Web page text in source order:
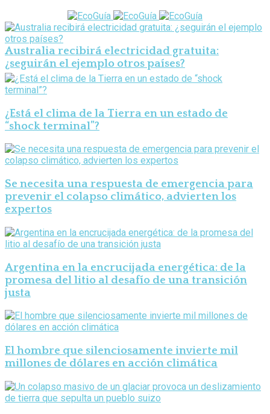
Australia recibirá electricidad gratuita:
¿seguirán el ejemplo otros países?
¿Está el clima de la Tierra en un estado de
“shock terminal”?
Se necesita una respuesta de emergencia para
prevenir el colapso climático, advierten los
expertos
Argentina en la encrucijada energética: de la
promesa del litio al desafío de una transición
justa
El hombre que silenciosamente invierte mil
millones de dólares en acción climática